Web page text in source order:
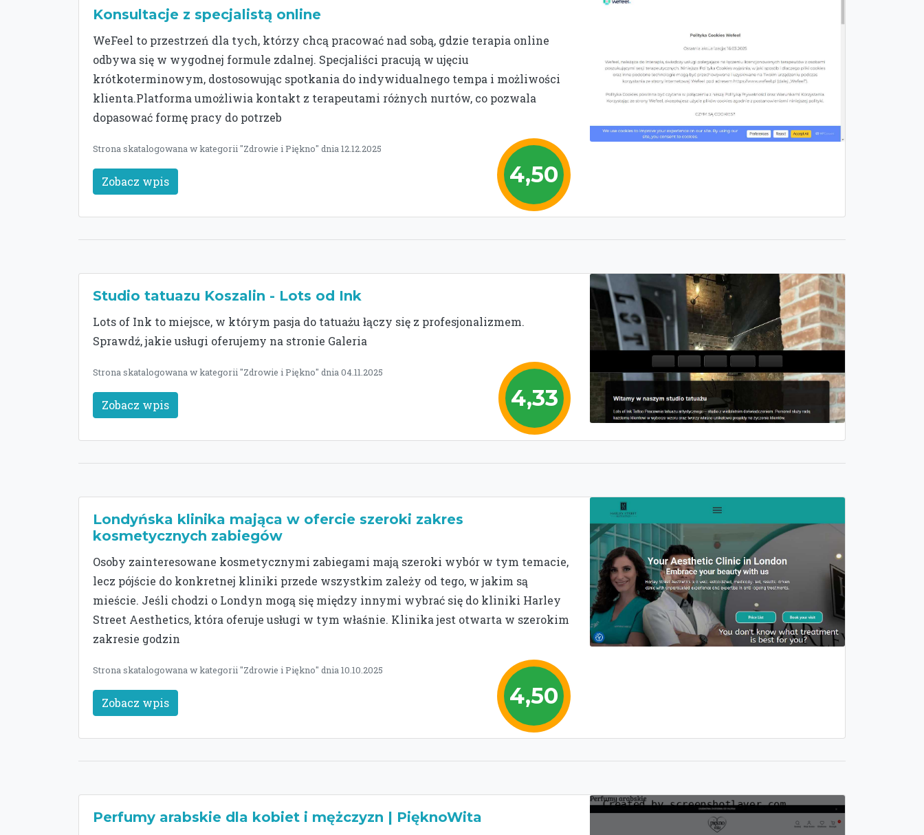
Konsultacje z specjalistą online
WeFeel to przestrzeń dla tych, którzy chcą pracować nad sobą, gdzie terapia online
odbywa się w wygodnej formule zdalnej. Specjaliści pracują w ujęciu
krótkoterminowym, dostosowując spotkania do indywidualnego tempa i możliwości
klienta.Platforma umożliwia kontakt z terapeutami różnych nurtów, co pozwala
dopasować formę pracy do potrzeb
4,50
Strona skatalogowana w kategorii "Zdrowie i Piękno" dnia 12.12.2025
Zobacz wpis
Studio tatuazu Koszalin - Lots od Ink
Lots of Ink to miejsce, w którym pasja do tatuażu łączy się z profesjonalizmem.
Sprawdź, jakie usługi oferujemy na stronie Galeria
4,33
Strona skatalogowana w kategorii "Zdrowie i Piękno" dnia 04.11.2025
Zobacz wpis
Londyńska klinika mająca w ofercie szeroki zakres
kosmetycznych zabiegów
Osoby zainteresowane kosmetycznymi zabiegami mają szeroki wybór w tym temacie,
lecz pójście do konkretnej kliniki przede wszystkim zależy od tego, w jakim są
mieście. Jeśli chodzi o Londyn mogą się między innymi wybrać się do kliniki Harley
Street Aesthetics, która oferuje usługi w tym właśnie. Klinika jest otwarta w szerokim
zakresie godzin
4,50
Strona skatalogowana w kategorii "Zdrowie i Piękno" dnia 10.10.2025
Zobacz wpis
Perfumy arabskie dla kobiet i mężczyzn | PięknoWita